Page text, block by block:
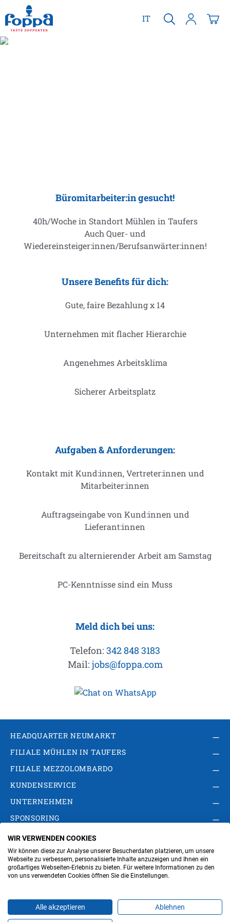
springen
IT
Büromitarbeiter:in gesucht!
40h/Woche in Standort Mühlen in Taufers
Auch Quer- und
Wiedereinsteiger:innen/Berufsanwärter:innen!
Unsere Benefits für dich:
Gute, faire Bezahlung x 14
Unternehmen mit flacher Hierarchie
Angenehmes Arbeitsklima
Sicherer Arbeitsplatz
Aufgaben & Anforderungen:
Kontakt mit Kund:innen, Vertreter:innen und
Mitarbeiter:innen
Auftragseingabe von Kund:innen und
Lieferant:innen
Bereitschaft zu alternierender Arbeit am Samstag
PC-Kenntnisse sind ein Muss
Meld dich bei uns:
Telefon: 342 848 3183
Mail: jobs@foppa.com
HEADQUARTER NEUMARKT
FILIALE MÜHLEN IN TAUFERS
FILIALE MEZZOLOMBARDO
KUNDENSERVICE
UNTERNEHMEN
SPONSORING
AGB Privacy Policy
Impressum
Cookie-Einstellungen ändern
Verwaltung
WIR VERWENDEN COOKIES
Wir können diese zur Analyse unserer Besucherdaten platzieren, um unsere
Webseite zu verbessern, personalisierte Inhalte anzuzeigen und Ihnen ein
großartiges Webseiten-Erlebnis zu bieten. Für weitere Informationen zu den
von uns verwendeten Cookies öffnen Sie die Einstellungen.
Alle akzeptieren Ablehnen